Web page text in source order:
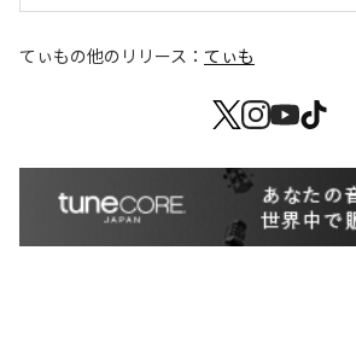
てぃもの他のリリース： てぃも